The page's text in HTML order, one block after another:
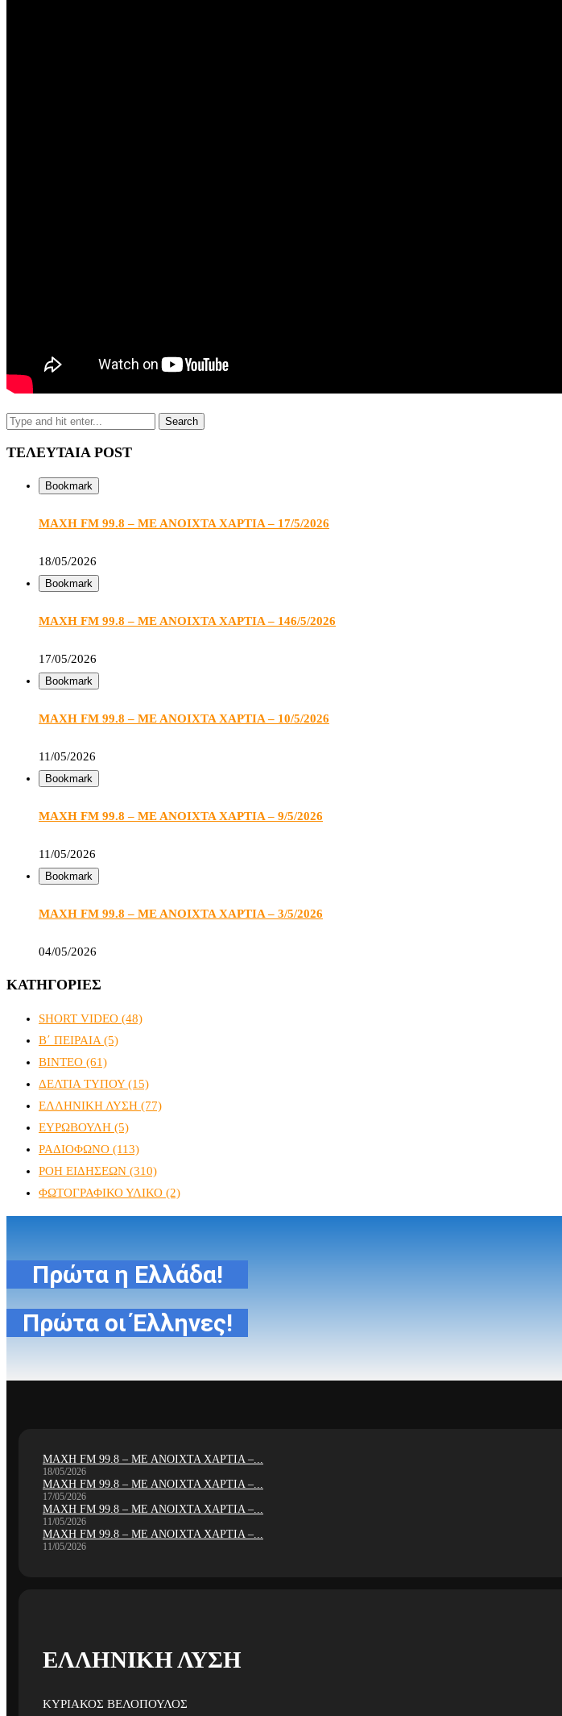
ΤΕΛΕΥΤΑΙΑ POST
Bookmark
ΜΑΧΗ FM 99.8 – ΜΕ ΑΝΟΙΧΤΑ ΧΑΡΤΙΑ – 17/5/2026
18/05/2026
Bookmark
ΜΑΧΗ FM 99.8 – ΜΕ ΑΝΟΙΧΤΑ ΧΑΡΤΙΑ – 146/5/2026
17/05/2026
Bookmark
ΜΑΧΗ FM 99.8 – ΜΕ ΑΝΟΙΧΤΑ ΧΑΡΤΙΑ – 10/5/2026
11/05/2026
Bookmark
ΜΑΧΗ FM 99.8 – ΜΕ ΑΝΟΙΧΤΑ ΧΑΡΤΙΑ – 9/5/2026
11/05/2026
Bookmark
ΜΑΧΗ FM 99.8 – ΜΕ ΑΝΟΙΧΤΑ ΧΑΡΤΙΑ – 3/5/2026
04/05/2026
ΚΑΤΗΓΟΡΙΕΣ
SHORT VIDEO (48)
Β΄ ΠΕΙΡΑΙΑ (5)
ΒΙΝΤΕΟ (61)
ΔΕΛΤΙΑ ΤΥΠΟΥ(15)
ΕΛΛΗΝΙΚΗ ΛΥΣΗ (77)
ΕΥΡΩΒΟΥΛΗ (5)
ΡΑΔΙΟΦΩΝΟ (113)
ΡΟΗ ΕΙΔΗΣΕΩΝ (310)
ΦΩΤΟΓΡΑΦΙΚΟ ΥΛΙΚΟ (2)
Πρώτα η Ελλάδα!
Πρώτα οι Έλληνες!
ΜΑΧΗ FM 99.8 – ΜΕ ΑΝΟΙΧΤΑ ΧΑΡΤΙΑ –...
18/05/2026
ΜΑΧΗ FM 99.8 – ΜΕ ΑΝΟΙΧΤΑ ΧΑΡΤΙΑ –...
17/05/2026
ΜΑΧΗ FM 99.8 – ΜΕ ΑΝΟΙΧΤΑ ΧΑΡΤΙΑ –...
11/05/2026
ΜΑΧΗ FM 99.8 – ΜΕ ΑΝΟΙΧΤΑ ΧΑΡΤΙΑ –...
11/05/2026
ΕΛΛΗΝΙΚΗ ΛΥΣΗ
ΚΥΡΙΑΚΟΣ ΒΕΛΟΠΟΥΛΟΣ